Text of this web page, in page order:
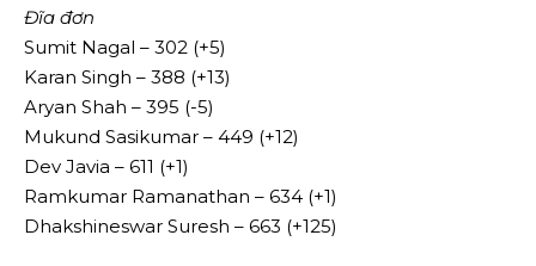
Đĩa đơn
Sumit Nagal – 302 (+5)
Karan Singh – 388 (+13)
Aryan Shah – 395 (-5)
Mukund Sasikumar – 449 (+12)
Dev Javia – 611 (+1)
Ramkumar Ramanathan – 634 (+1)
Dhakshineswar Suresh – 663 (+125)